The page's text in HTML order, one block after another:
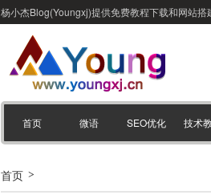
杨小杰Blog(Youngxj)提供免费教程下载和网站
首页 微语 SEO优化 技术
首页